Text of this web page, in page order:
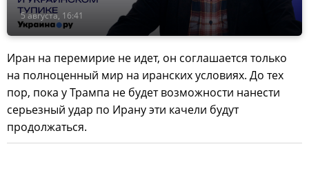
5 августа, 16:41
Иран на перемирие не идет, он соглашается только
на полноценный мир на иранских условиях. До тех
пор, пока у Трампа не будет возможности нанести
серьезный удар по Ирану эти качели будут
продолжаться.